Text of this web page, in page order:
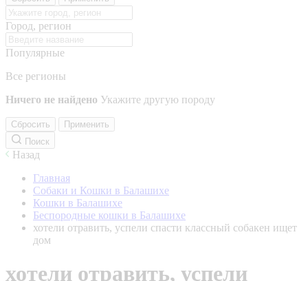
Город, регион
Популярные
Все регионы
Ничего не найдено Укажите другую породу
Сбросить
Применить
Поиск
Назад
Главная
Собаки и Кошки в Балашихе
Кошки в Балашихе
Беспородные кошки в Балашихе
хотели отравить, успели спасти классный собакен ищет
дом
хотели отравить, успели